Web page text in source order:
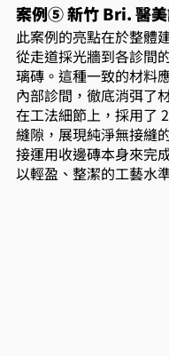
案例⑤ 新竹 Bri. 醫美
此案例的亮點在於整體
從走道採光牆到各診間
璃磚。這種一致的材料
內部診間，徹底消弭了
在工法細節上，採用了
縫隙，展現純淨無接縫
接運用收邊磚本身來完
以輕盈、整潔的工藝水